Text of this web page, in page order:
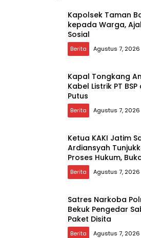
Kapolsek Taman
kepada Warga,
Sosial
Berita Agustus 7, 2026
Kapal Tongkang
Kabel Listrik PT
Putus
Berita Agustus 7, 2026
Ketua KAKI Jatim
Ardiansyah
Proses Hukum,
Praperadilan
Berita Agustus 7, 2026
Satres Narkoba
Bekuk Pengedar
Paket Disita
Berita Agustus 7, 2026